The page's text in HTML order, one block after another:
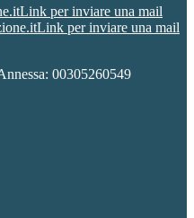
Link per inviare una mail
Link per inviare una mail
00305260549